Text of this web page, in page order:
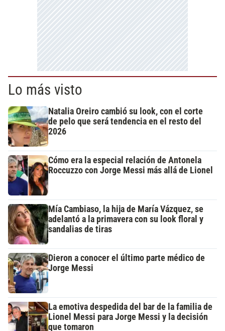
Lo más visto
Natalia Oreiro cambió su look, con el corte
de pelo que será tendencia en el resto del
2026
Cómo era la especial relación de Antonela
Roccuzzo con Jorge Messi más allá de Lionel
Mía Cambiaso, la hija de María Vázquez, se
adelantó a la primavera con su look floral y
sandalias de tiras
Dieron a conocer el último parte médico de
Jorge Messi
La emotiva despedida del bar de la familia de
Lionel Messi para Jorge Messi y la decisión
que tomaron